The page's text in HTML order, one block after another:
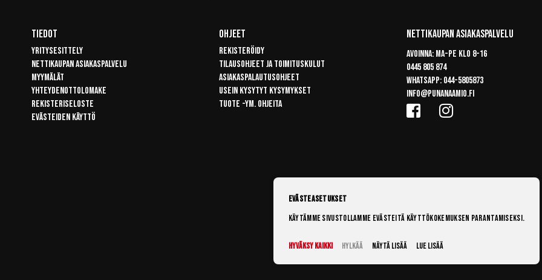
Tiedot
Yritysesittely
Nettikaupan asiakaspalvelu
Myymälät
Yhteydenottolomake
Rekisteriseloste
Evästeiden käyttö
Ohjeet
Rekisteröidy
Tilausohjeet ja toimituskulut
Asiakaspalautusohjeet
Usein kysytyt kysymykset
Tuote -ym. ohjeita
Nettikaupan Asiakaspalvelu
Avoinna: Ma-pe klo 8-16
0445 805 874
Whatsapp: 044-5805873
info@punanaamio.fi
Evästeasetukset
Käytämme sivustollamme evästeitä käyttökokemuksen parantamiseksi.
Hyväksy kaikki Hylkää Näytä lisää Lue lisää